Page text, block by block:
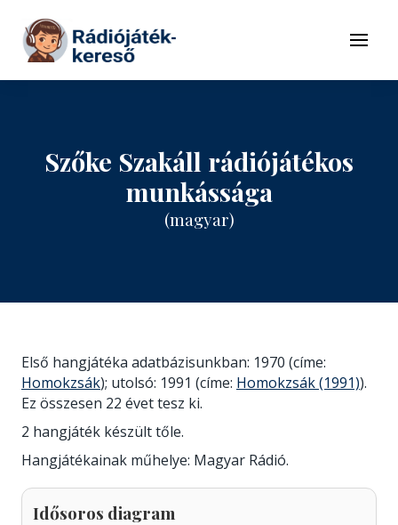
Tovább a tartalomhoz
Menü
Szőke Szakáll rádiójátékos
munkássága
(magyar)
Első hangjátéka adatbázisunkban: 1970 (címe:
Homokzsák); utolsó: 1991 (címe: Homokzsák (1991)).
Ez összesen 22 évet tesz ki.
2 hangjáték készült tőle.
Hangjátékainak műhelye: Magyar Rádió.
Idősoros diagram